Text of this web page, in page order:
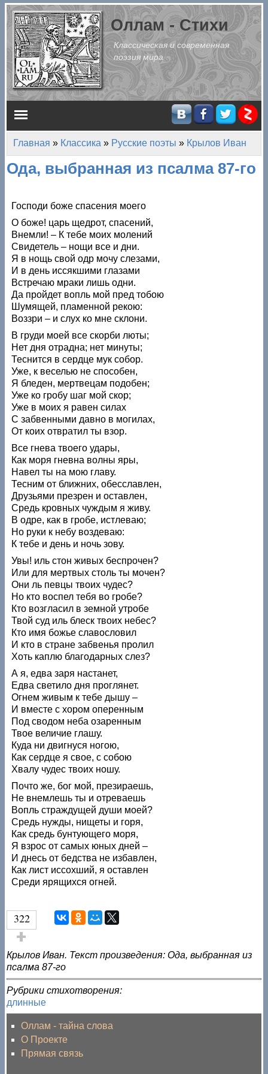
Перейти к основному содержанию
Оллам - Стихи
Классическая и современная
поэзия мира
Главное меню
Вы здесь
Главная » Классика » Русские поэты » Крылов Иван
Ода, выбранная из псалма 87-го
Господи боже спасения моего
О боже! царь щедрот, спасений,
Внемли! – К тебе моих молений
Свидетель – нощи все и дни.
Я в нощь свой одр мочу слезами,
И в день иссякшими глазами
Встречаю мраки лишь одни.
Да пройдет вопль мой пред тобою
Шумящей, пламенной рекою:
Воззри – и слух ко мне склони.
В груди моей все скорби люты;
Нет дня отрадна; нет минуты;
Теснится в сердце мук собор.
Уже, к веселью не способен,
Я бледен, мертвецам подобен;
Уже ко гробу шаг мой скор;
Уже в моих я равен силах
С забвенными давно в могилах,
От коих отвратил ты взор.
Все гнева твоего удары,
Как моря гневна волны яры,
Навел ты на мою главу.
Тесним от ближних, обесславлен,
Друзьями презрен и оставлен,
Средь кровных чуждым я живу.
В одре, как в гробе, истлеваю;
Но руки к небу воздеваю:
К тебе и день и ночь зову.
Увы! иль стон живых беспрочен?
Или для мертвых столь ты мочен?
Они ль певцы твоих чудес?
Но кто воспел тебя во гробе?
Кто возгласил в земной утробе
Твой суд иль блеск твоих небес?
Кто имя божье славословил
И кто в стране забвенья пролил
Хоть каплю благодарных слез?
А я, едва заря настанет,
Едва светило дня проглянет.
Огнем живым к тебе дышу –
И вместе с хором оперенным
Под сводом неба озаренным
Твое величие глашу.
Куда ни двигнуся ногою,
Как сердце я свое, с собою
Хвалу чудес твоих ношу.
Почто же, бог мой, презираешь,
Не внемлешь ты и отреваешь
Вопль страждущей души моей?
Средь нужды, нищеты и горя,
Как средь бунтующего моря,
Я взрос от самых юных дней –
И днесь от бедства не избавлен,
Как лист иссохший, я оставлен
Среди ярящихся огней.
322
Голос за!
Крылов Иван. Текст произведения: Ода, выбранная из
псалма 87-го
Рубрики стихотворения:
длинные
Оллам - тайна слова
О Проекте
Прямая связь